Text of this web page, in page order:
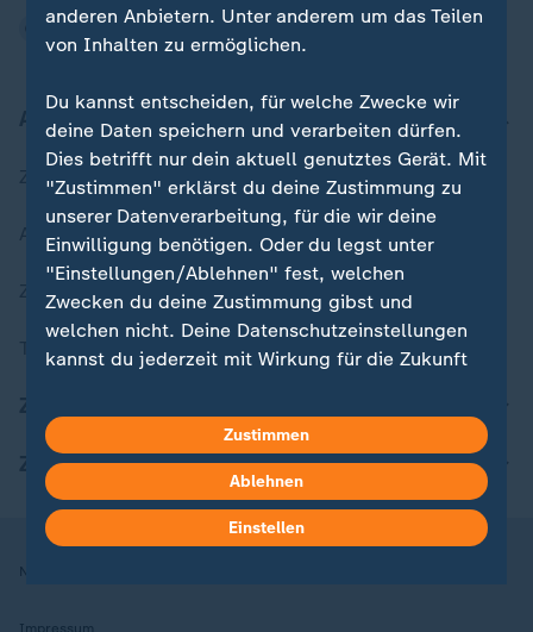
Aktuell bei ZDFheute
Zuletzt veröffentlicht
Aktuelle Sendungs-Videos
ZDFheute Stories
Themen im Überblick
ZDFheute Apps
Nutzungsbedingungen
Impressum
anderen Anbietern. Unter anderem um das Teilen
von Inhalten zu ermöglichen.
Du kannst entscheiden, für welche Zwecke wir
deine Daten speichern und verarbeiten dürfen.
Dies betrifft nur dein aktuell genutztes Gerät. Mit
"Zustimmen" erklärst du deine Zustimmung zu
unserer Datenverarbeitung, für die wir deine
Einwilligung benötigen. Oder du legst unter
"Einstellungen/Ablehnen" fest, welchen
Zwecken du deine Zustimmung gibst und
welchen nicht. Deine Datenschutzeinstellungen
kannst du jederzeit mit Wirkung für die Zukunft
Hier findest du das Impressum.
Weitere Informationen findest du in unserer
Datenschutzerklärung.
Zustimmen
Ablehnen
Einstellen